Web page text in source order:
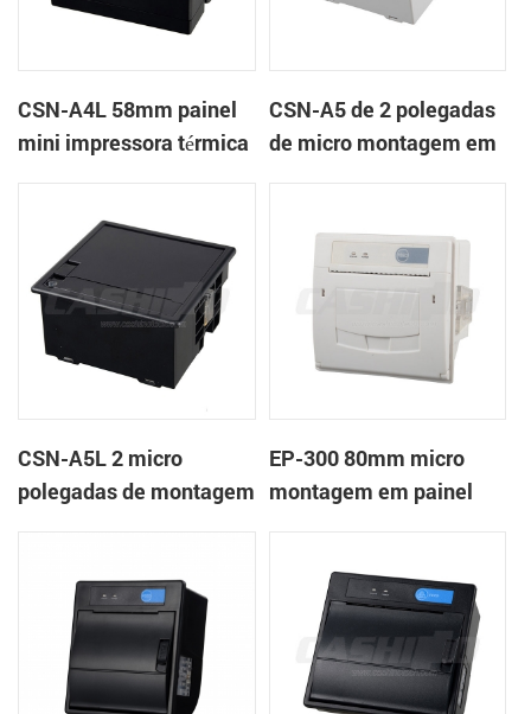
CSN-A4L 58mm painel
mini impressora térmica
CSN-A5 de 2 polegadas
de micro montagem em
CSN-A5L 2 micro
polegadas de montagem
EP-300 80mm micro
montagem em painel